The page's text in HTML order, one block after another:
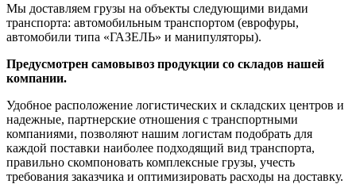
Мы доставляем грузы на объекты следующими видами
транспорта: автомобильным транспортом (еврофуры,
автомобили типа «ГАЗЕЛЬ» и манипуляторы).
Предусмотрен самовывоз продукции со складов нашей
компании.
Удобное расположение логистических и складских центров и
надежные, партнерские отношения с транспортными
компаниями, позволяют нашим логистам подобрать для
каждой поставки наиболее подходящий вид транспорта,
правильно скомпоновать комплексные грузы, учесть
требования заказчика и оптимизировать расходы на доставку.